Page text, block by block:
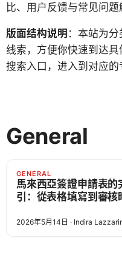
比、用户反馈与常见问
版面结构说明 ：本站为
线索，方便你快速到达
搜索入口，进入到对应
General
GENERAL
馬來西亞簽證申請表的
引：從表格填寫到審核
2026年5月14日 · Indira